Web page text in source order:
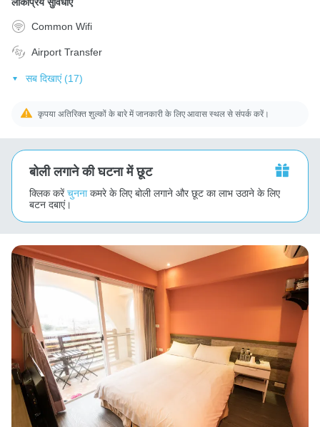
Common Wifi
Airport Transfer
सब दिखाएं (17)
कृपया अतिरिक्त शुल्कों के बारे में जानकारी के लिए आवास स्थल से संपर्क करें।
बोली लगाने की घटना में छूट
क्लिक करेंचुननाकमरे के लिए बोली लगाने और छूट का लाभ उठाने के लिए
बटन दबाएं।